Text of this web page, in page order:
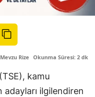
Rize Okunma Süresi: 2 dk
kamu
adayları ilgilendiren